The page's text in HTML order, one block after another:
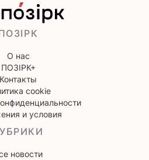
О нас
ПОЗІРК+
Контакты
cookie
и условия
новости